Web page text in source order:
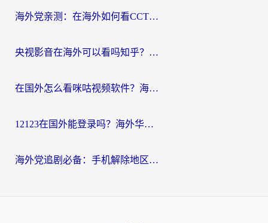
海外党亲测：在海外如何看CCTV？告别“仅限大陆播放”的实用指南
央视影音在海外可以看吗知乎？留学生亲测：3步解决地域限制+追剧自由
在国外怎么看咪咕视频软件？海外党亲测有效的回国加速方案
12123在国外能登录吗？海外华人必看的回国加速实用指南
海外党追剧必备：手机解除地区限制app怎么选？解决央视视频&国内剧地区限制全指南